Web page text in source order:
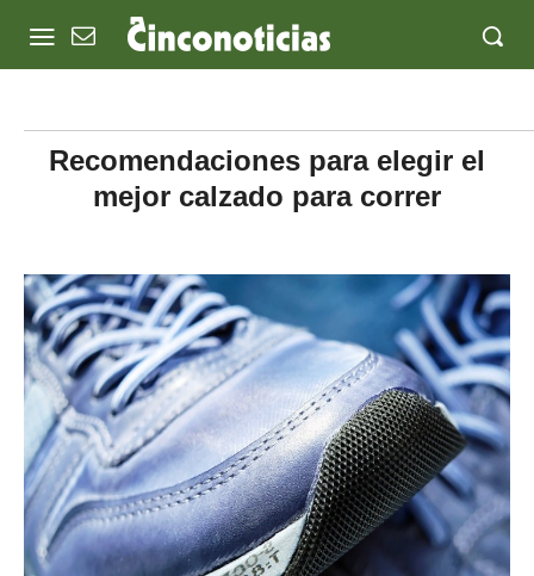
Recomendaciones para elegir el
mejor calzado para correr